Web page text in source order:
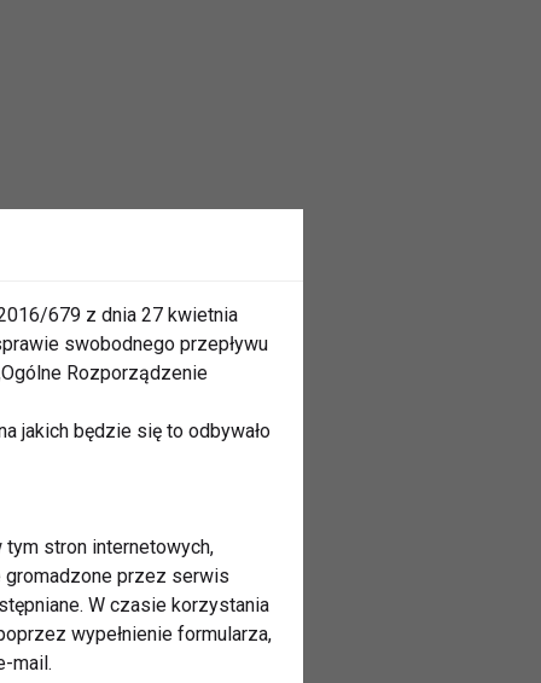
679 z dnia 27 kwietnia
swobodnego przepływu
Rozporządzenie
jakich będzie się to odbywało
tym stron internetowych,
gromadzone przez serwis
W czasie korzystania
wypełnienie formularza,
mail.